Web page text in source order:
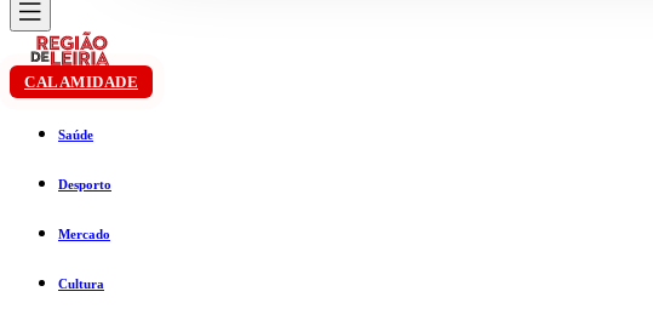
CALAMIDADE
Saúde
Desporto
Mercado
Cultura